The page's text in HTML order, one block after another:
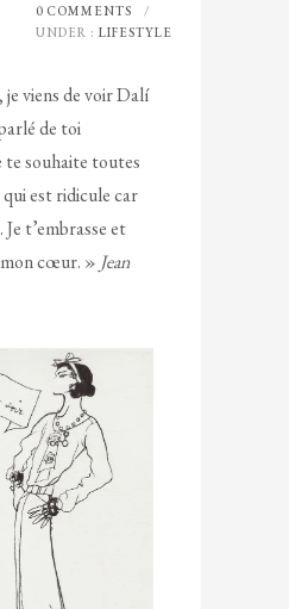
0 COMMENTS
/
UNDER : LIFESTYLE
, je viens de voir Dalí
de toi
te souhaite toutes
qui est ridicule car
t’embrasse et
cœur. » Jean